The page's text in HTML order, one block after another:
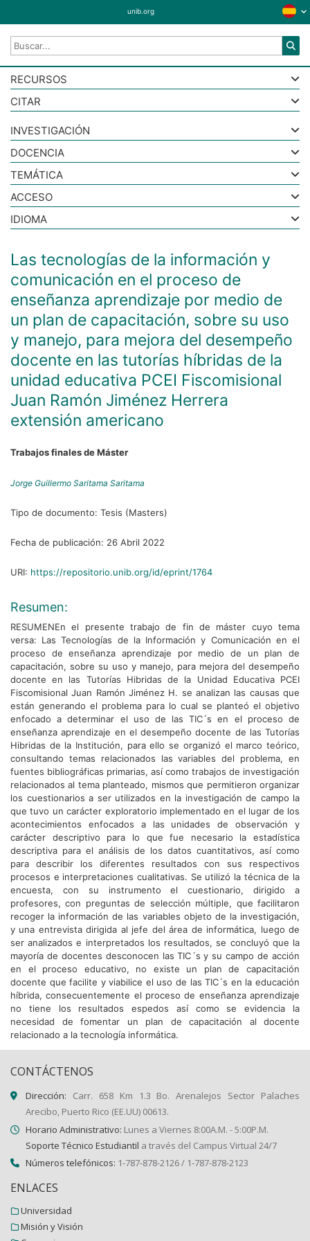
unib.org
RECURSOS
CITAR
Las tecnologías de la información y
comunicación en el proceso de
enseñanza aprendizaje por medio de
un plan de capacitación, sobre su uso
y manejo, para mejora del desempeño
docente en las tutorías híbridas de la
unidad educativa PCEI Fiscomisional
Juan Ramón Jiménez Herrera
extensión americano
Trabajos finales de Máster
Jorge Guillermo Saritama Saritama
Tipo de documento: Tesis (Masters)
Fecha de publicación: 26 Abril 2022
URI: https://repositorio.unib.org/id/eprint/1764
Resumen:
RESUMENEn el presente trabajo de fin de máster cuyo tema
versa: Las Tecnologías de la Información y Comunicación en el
proceso de enseñanza aprendizaje por medio de un plan de
capacitación, sobre su uso y manejo, para mejora del desempeño
docente en las Tutorías Hibridas de la Unidad Educativa PCEI
Fiscomisional Juan Ramón Jiménez H. se analizan las causas que
están generando el problema para lo cual se planteó el objetivo
enfocado a determinar el uso de las TIC´s en el proceso de
enseñanza aprendizaje en el desempeño docente de las Tutorías
Hibridas de la Institución, para ello se organizó el marco teórico,
consultando temas relacionados las variables del problema, en
fuentes bibliográficas primarias, así como trabajos de investigación
relacionados al tema planteado, mismos que permitieron organizar
los cuestionarios a ser utilizados en la investigación de campo la
que tuvo un carácter exploratorio implementado en el lugar de los
acontecimientos enfocados a las unidades de observación y
carácter descriptivo para lo que fue necesario la estadística
descriptiva para el análisis de los datos cuantitativos, así como
para describir los diferentes resultados con sus respectivos
procesos e interpretaciones cualitativas. Se utilizó la técnica de la
encuesta, con su instrumento el cuestionario, dirigido a
profesores, con preguntas de selección múltiple, que facilitaron
recoger la información de las variables objeto de la investigación,
y una entrevista dirigida al jefe del área de informática, luego de
ser analizados e interpretados los resultados, se concluyó que la
mayoría de docentes desconocen las TIC´s y su campo de acción
en el proceso educativo, no existe un plan de capacitación
docente que facilite y viabilice el uso de las TIC´s en la educación
híbrida, consecuentemente el proceso de enseñanza aprendizaje
no tiene los resultados espedos así como se evidencia la
necesidad de fomentar un plan de capacitación al docente
relacionado a la tecnología informática.
INVESTIGACIÓN
DOCENCIA
TEMÁTICA
ACCESO
IDIOMA
CONTÁCTENOS
Dirección: Carr. 658 Km 1.3 Bo. Arenalejos Sector Palaches
Arecibo, Puerto Rico (EE.UU) 00613.
Horario Administrativo: Lunes a Viernes 8:00A.M. - 5:00P.M.
Soporte Técnico Estudiantil a través del Campus Virtual 24/7
Números telefónicos: 1-787-878-2126 / 1-787-878-2123
ENLACES
Universidad
Misión y Visión